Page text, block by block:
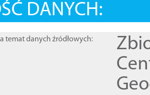
DANYCH:
temat danych źródłowych: